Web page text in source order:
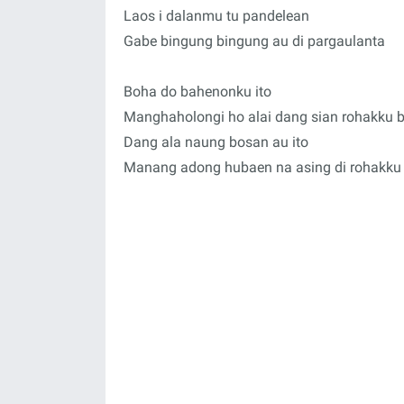
Laos i dalanmu tu pandelean
Gabe bingung bingung au di pargaulanta
Boha do bahenonku ito
Manghaholongi ho alai dang sian rohakku
Dang ala naung bosan au ito
Manang adong hubaen na asing di rohakku